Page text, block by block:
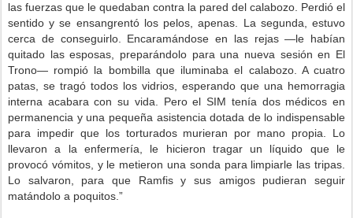
las fuerzas que le quedaban contra la pared del calabozo. Perdió el
sentido y se ensangrentó los pelos, apenas. La segunda, estuvo
cerca de conseguirlo. Encaramándose en las rejas —le habían
quitado las esposas, preparándolo para una nueva sesión en El
Trono— rompió la bombilla que iluminaba el calabozo. A cuatro
patas, se tragó todos los vidrios, esperando que una hemorragia
interna acabara con su vida. Pero el SIM tenía dos médicos en
permanencia y una pequeña asistencia dotada de lo indispensable
para impedir que los torturados murieran por mano propia. Lo
llevaron a la enfermería, le hicieron tragar un líquido que le
provocó vómitos, y le metieron una sonda para limpiarle las tripas.
Lo salvaron, para que Ramfis y sus amigos pudieran seguir
matándolo a poquitos.”